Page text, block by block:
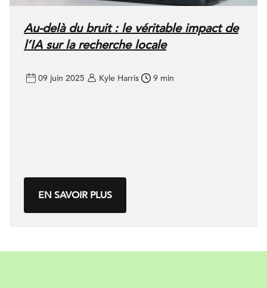
Au-delà du bruit : le véritable impact de
l’IA sur la recherche locale
09 juin 2025 Kyle Harris 9 min
EN SAVOIR PLUS